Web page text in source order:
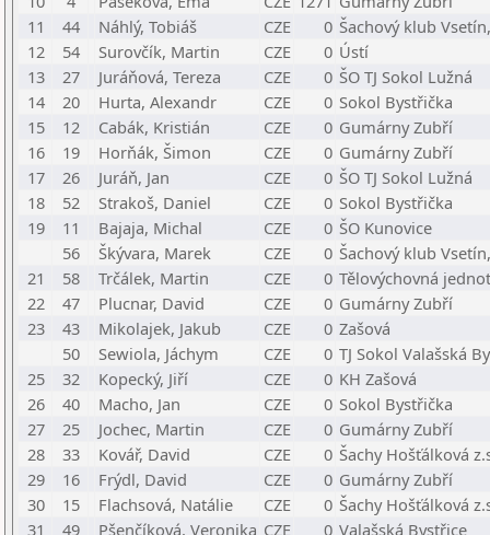
11
44 Náhlý, Tobiáš CZE 0 Šachový klub
12
54 Surovčík, Martin CZE 0 Ústí
13
27 Juráňová, Tereza CZE 0 ŠO TJ Sokol Lužná
14
20 Hurta, Alexandr CZE 0 Sokol Bystřička
15
12 Cabák, Kristián CZE 0 Gumárny Zubří
16
19 Horňák, Šimon CZE 0 Gumárny Zubří
17
26 Juráň, Jan CZE 0 ŠO TJ Sokol Lužná
18
52 Strakoš, Daniel CZE 0 Sokol Bystřička
19
11 Bajaja, Michal CZE 0 ŠO Kunovice
56
Škývara, Marek CZE 0 Šachový klub
21
58 Trčálek, Martin CZE 0 Tělovýchovná
22
47 Plucnar, David CZE 0 Gumárny Zubří
23
43 Mikolajek, Jakub CZE 0 Zašová
50
Sewiola, Jáchym CZE 0 TJ Sokol Valašská
25
32 Kopecký, Jiří CZE 0 KH Zašová
26
40 Macho, Jan CZE 0 Sokol Bystřička
27
25 Jochec, Martin CZE 0 Gumárny Zubří
28
33 Kovář, David CZE 0 Šachy Hošťálková
29
16 Frýdl, David CZE 0 Gumárny Zubří
30
15 Flachsová, Natálie CZE 0 Šachy Hošťálková
31
49 Pšenčíková, Veronika CZE 0 Valašská Bystřice